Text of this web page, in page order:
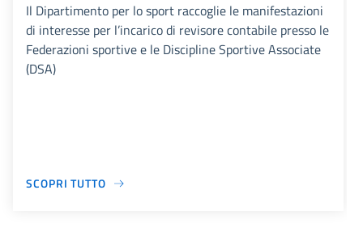
Il Dipartimento per lo sport raccoglie le manifestazioni
di interesse per l’incarico di revisore contabile presso le
Federazioni sportive e le Discipline Sportive Associate
(DSA)
SCOPRI TUTTO